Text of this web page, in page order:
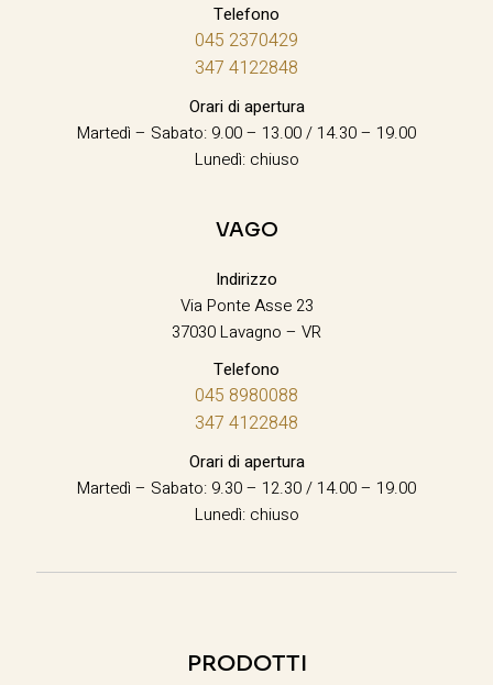
Telefono
045 2370429
347 4122848
Orari di apertura
Martedì – Sabato: 9.00 – 13.00 / 14.30 – 19.00
Lunedì: chiuso
VAGO
Indirizzo
Via Ponte Asse 23
37030 Lavagno – VR
Telefono
045 8980088
347 4122848
Orari di apertura
Martedì – Sabato: 9.30 – 12.30 / 14.00 – 19.00
Lunedì: chiuso
PRODOTTI